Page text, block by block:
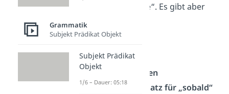
Komma vor „sowie“. Es gibt aber
vier Ausnahmen:
Einschübe
Infinitivgruppen
„sowie“ als Ersatz für „sobald“
Grammatik
Subjekt Prädikat Objekt
Subjekt Prädikat
Objekt
1/6 – Dauer: 05:18